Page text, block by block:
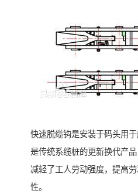
快速脱缆钩是安装于码头用于
是传统系缆桩的更新换代产
减轻了工人劳动强度，提高
性。